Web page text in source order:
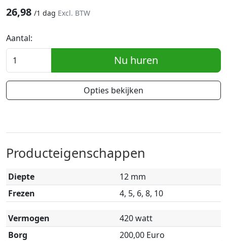
26,98 /1 dag Excl. BTW
Aantal:
Nu huren
Opties bekijken
Producteigenschappen
Diepte
12 mm
Frezen
4, 5, 6, 8, 10
Vermogen
420 watt
Borg
200,00 Euro